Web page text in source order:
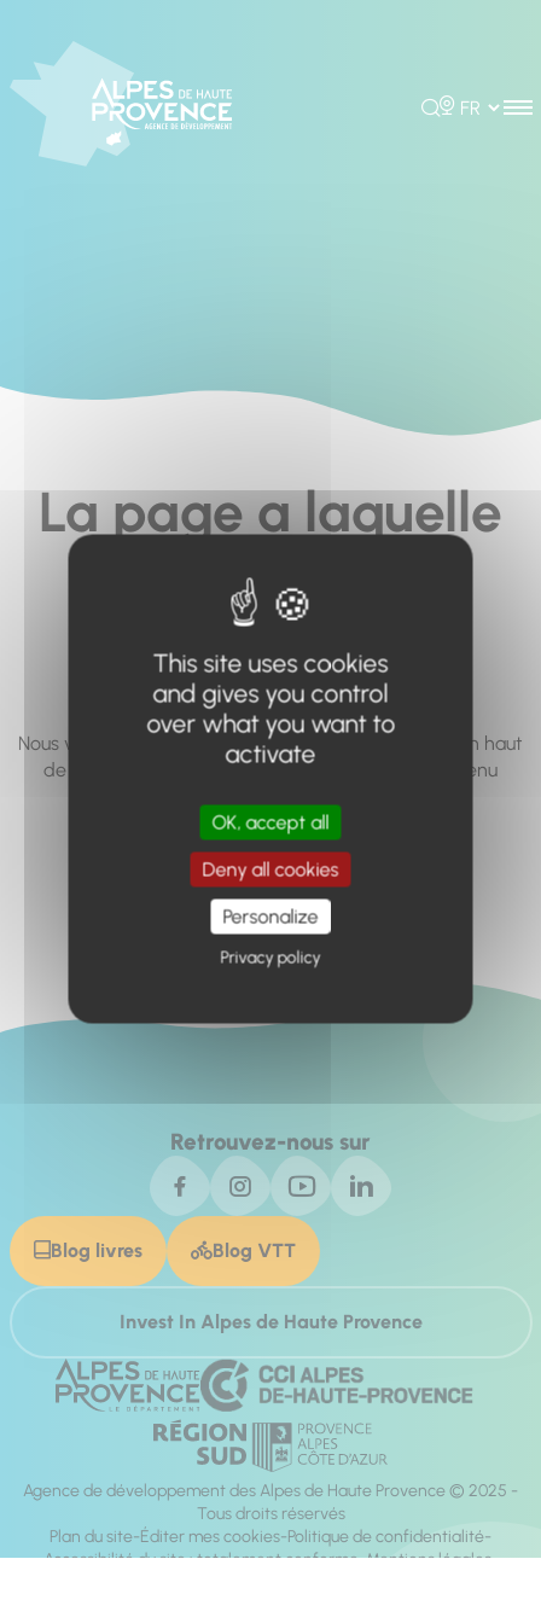
Rechercher
Choisir la
La page a laquelle
vous cherchez à
accéder n'existe
pas... ou plus.
Nous vous invitons à utiliser le moteur de recherche en haut
de page, ou à utiliser le menu pour trouver le contenu
Retour à l'accueil
Retrouvez-nous sur
Blog livres Blog VTT
Invest In Alpes de Haute Provence
Agence de développement des Alpes de Haute Provence © 2025 -
Tous droits réservés
Plan du site Éditer mes cookies Politique de confidentialité
Accessibilité du site : totalement conforme Mentions légales
This site uses cookies
and gives you control
over what you want to
activate
OK, accept all
Deny all cookies
Personalize
Privacy policy